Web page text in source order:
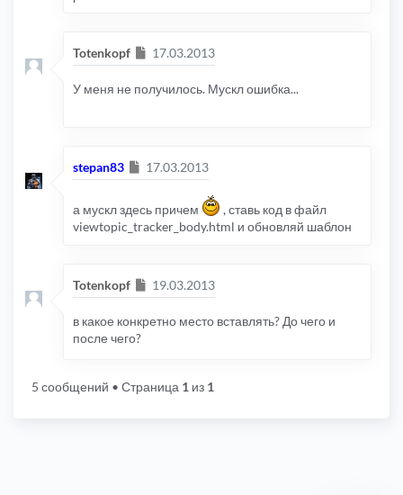
Totenkopf Сообщение
17.03.2013
У меня не получилось. Мускл ошибка...
stepan83 Сообщение
17.03.2013
а мускл здесь причем
, ставь код в файл
viewtopic_tracker_body.html и обновляй шаблон
Totenkopf Сообщение
19.03.2013
в какое конкретно место вставлять? До чего и
после чего?
5 сообщений • Страница 1 из 1